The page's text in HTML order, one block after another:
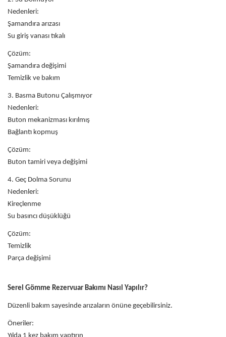
Nedenleri:
Şamandıra arızası
Su giriş vanası tıkalı
Çözüm:
Şamandıra değişimi
Temizlik ve bakım
3. Basma Butonu Çalışmıyor
Nedenleri:
Buton mekanizması kırılmış
Bağlantı kopmuş
Çözüm:
Buton tamiri veya değişimi
4. Geç Dolma Sorunu
Nedenleri:
Kireçlenme
Su basıncı düşüklüğü
Çözüm:
Temizlik
Parça değişimi
Serel Gömme Rezervuar Bakımı Nasıl Yapılır?
Düzenli bakım sayesinde arızaların önüne geçebilirsiniz.
Öneriler: